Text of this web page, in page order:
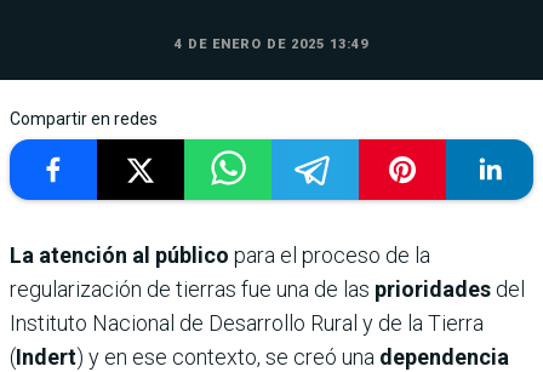
4 DE ENERO DE 2025 13:49
Compartir en redes
La atención al público para el proceso de la
regularización de tierras fue una de las prioridades del
Instituto Nacional de Desarrollo Rural y de la Tierra
(Indert) y en ese contexto, se creó una dependencia